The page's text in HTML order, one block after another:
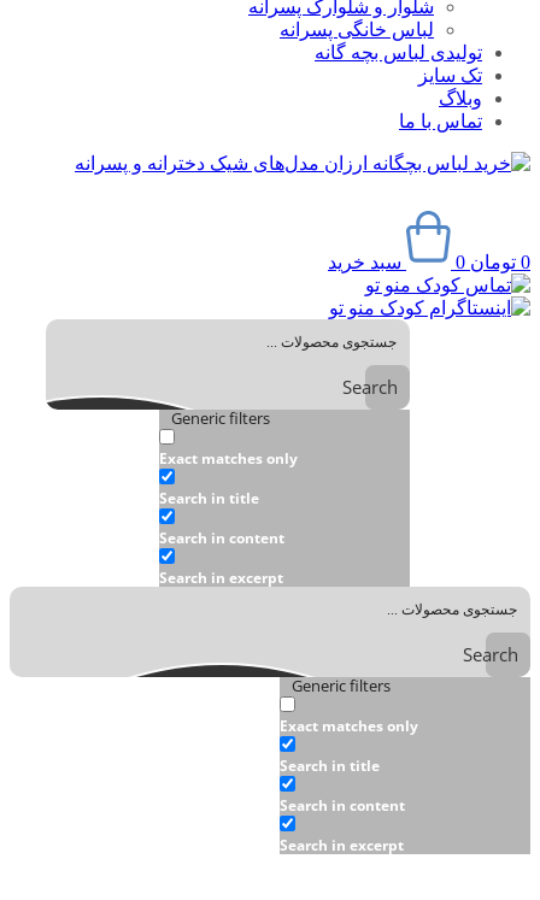
شلوار و شلوارک پسرانه
لباس خانگی پسرانه
تولیدی لباس بچه گانه
تک سایز
وبلاگ
تماس با ما
0 تومان 0 سبد خرید
Search
Generic filters
Exact matches only
Search in title
Search in content
Search in excerpt
Search
Generic filters
Exact matches only
Search in title
Search in content
Search in excerpt